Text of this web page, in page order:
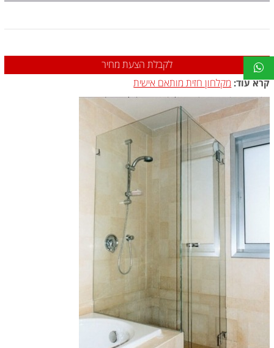
לקבלת הצעת מחיר
קרא עוד: מקלחון חזית מותאם אישית